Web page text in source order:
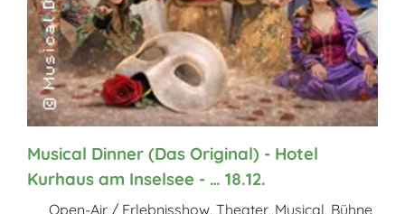
Musical Dinner (Das Original) - Hotel
Kurhaus am Inselsee - … 18.12.
Open-Air / Erlebnisshow, Theater, Musical, Bühne